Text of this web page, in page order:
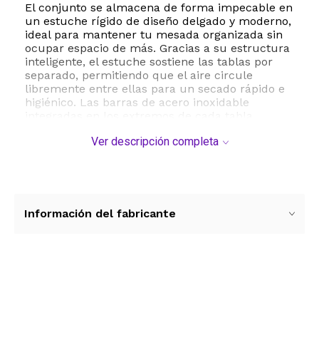
El conjunto se almacena de forma impecable en
un estuche rígido de diseño delgado y moderno,
ideal para mantener tu mesada organizada sin
ocupar espacio de más. Gracias a su estructura
inteligente, el estuche sostiene las tablas por
separado, permitiendo que el aire circule
libremente entre ellas para un secado rápido e
higiénico. Las barras de acero inoxidable
Fabricadas con materiales plásticos de alta
es el aliado perfecto para cocinas modernas que
Ver descripción completa
Información del fabricante